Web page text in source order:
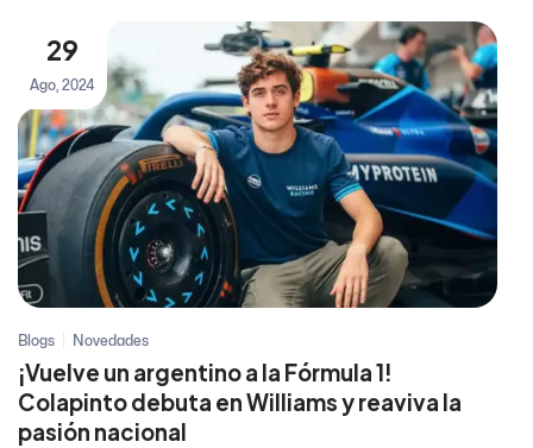
29
Ago, 2024
Blogs Novedades
¡Vuelve un argentino a la Fórmula 1!
Colapinto debuta en Williams y reaviva la
pasión nacional